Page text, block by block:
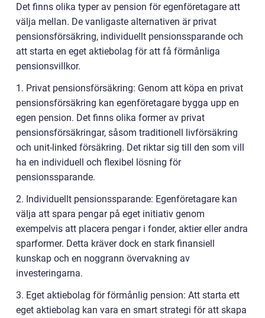
Det finns olika typer av pension för egenföretagare att
välja mellan. De vanligaste alternativen är privat
pensionsförsäkring, individuellt pensionssparande och
att starta en eget aktiebolag för att få förmånliga
pensionsvillkor.
1. Privat pensionsförsäkring: Genom att köpa en privat
pensionsförsäkring kan egenföretagare bygga upp en
egen pension. Det finns olika former av privat
pensionsförsäkringar, såsom traditionell livförsäkring
och unit-linked försäkring. Det riktar sig till den som vill
ha en individuell och flexibel lösning för
pensionssparande.
2. Individuellt pensionssparande: Egenföretagare kan
välja att spara pengar på eget initiativ genom
exempelvis att placera pengar i fonder, aktier eller andra
sparformer. Detta kräver dock en stark finansiell
kunskap och en noggrann övervakning av
investeringarna.
3. Eget aktiebolag för förmånlig pension: Att starta ett
eget aktiebolag kan vara en smart strategi för att skapa